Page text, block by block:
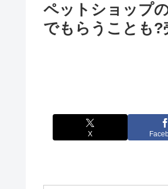
ペットショップ
でもらうことも
X